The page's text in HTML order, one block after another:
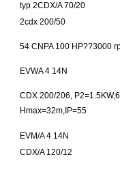
typ 2CDX/A 70/20
2cdx 200/50
54 CNPA 100 HP??3000
EVWA 4 14N
CDX 200/206,
Hmax=32m,IP=55
EVM/A 4 14N
CDX/A 120/12